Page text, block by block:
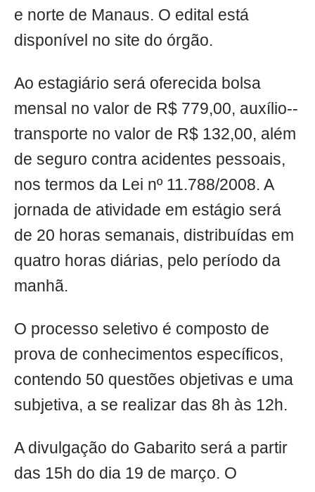
e norte de Manaus. O edital está
disponível no site do órgão.
Ao estagiário será oferecida bolsa
mensal no valor de R$ 779,00, auxílio-­
transporte no valor de R$ 132,00, além
de seguro contra acidentes pessoais,
nos termos da Lei nº 11.788/2008. A
jornada de atividade em estágio será
de 20 horas semanais, distribuídas em
quatro horas diárias, pelo período da
manhã.
O processo seletivo é composto de
prova de conhecimentos específicos,
contendo 50 questões objetivas e uma
subjetiva, a se realizar das 8h às 12h.
A divulgação do Gabarito será a partir
das 15h do dia 19 de março. O